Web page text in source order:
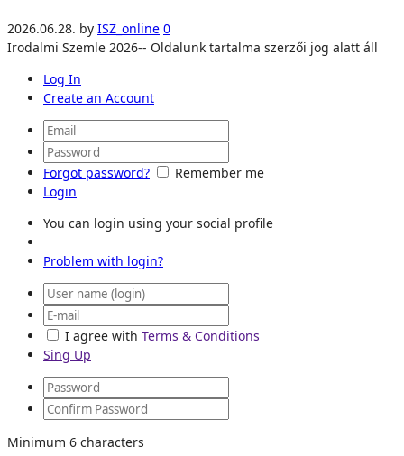
2026.06.28. by ISZ_online 0
Irodalmi Szemle 2026-- Oldalunk tartalma szerzői jog alatt áll
Log In
Create an Account
Forgot password?
Remember me
Login
You can login using your social profile
Problem with login?
I agree with Terms & Conditions
Sing Up
Minimum 6 characters